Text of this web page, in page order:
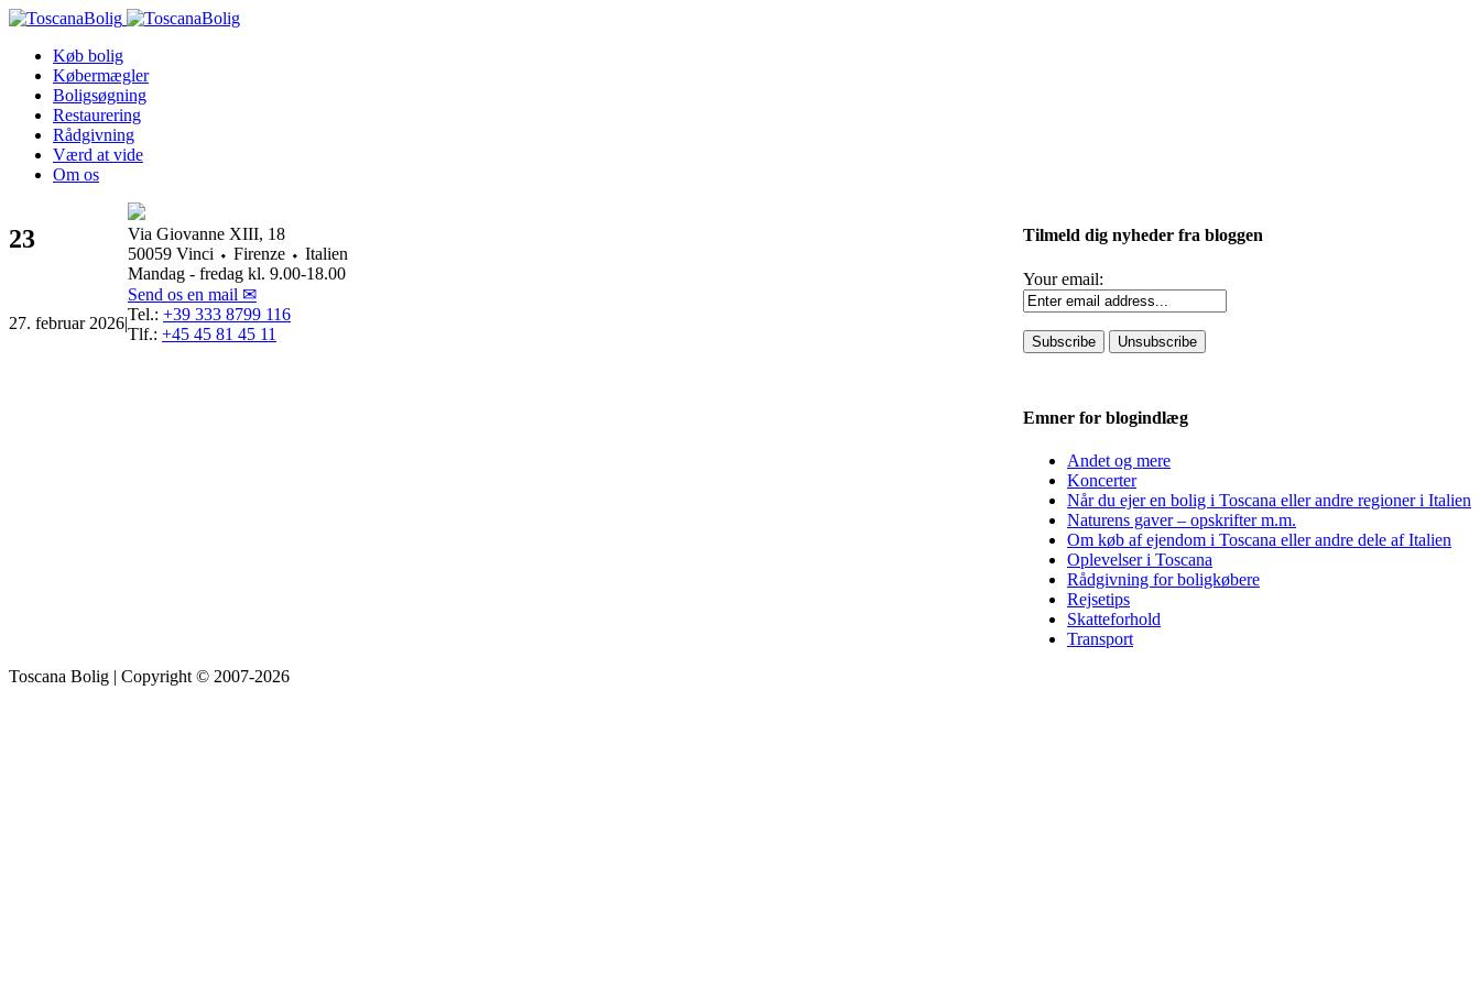
Køb bolig
Købermægler
Boligsøgning
Restaurering
Rådgivning
Værd at vide
Om os
23
27. februar 2026|
Tilmeld dig nyheder fra bloggen
Your email:
Emner for blogindlæg
Andet og mere
Koncerter
Når du ejer en bolig i Toscana eller andre regioner i Italien
Naturens gaver – opskrifter m.m.
Om køb af ejendom i Toscana eller andre dele af Italien
Oplevelser i Toscana
Rådgivning for boligkøbere
Rejsetips
Skatteforhold
Transport
Via Giovanne XIII, 18
50059 Vinci ⬩ Firenze ⬩ Italien
Mandag - fredag kl. 9.00-18.00
Send os en mail ✉
Tel.: +39 333 8799 116
Tlf.: +45 45 81 45 11
Toscana Bolig | Copyright © 2007-2026